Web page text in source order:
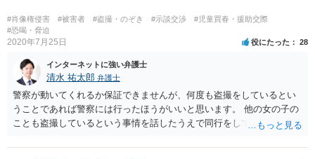
#肖像権侵害 #被害者 #盗撮・のぞき #示談交渉
#児童買春・援助交際
#恐喝・脅迫
2020年7月25日 役にたった 28
インターネットに強い弁護士
清水 祐太郎 弁護士
警察が動いてくれるか保証できませんが、何度も盗撮をしているとい
うことであれば警察には行ったほうがいいと思います。 他の女の子の
ことも盗撮しているという事情を話したうえで同行をしてほしいだと
そのあとで本人には、示談金を請求することになります。 メッセージ